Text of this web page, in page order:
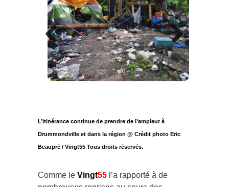
Previous Next
L’itinérance continue de prendre de l’ampleur à
Drummondville et dans la région @ Crédit photo Eric
Beaupré / Vingt55 Tous droits réservés.
Comme le Vingt55 l’a rapporté à de